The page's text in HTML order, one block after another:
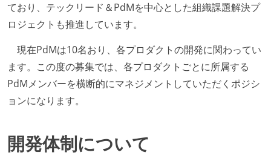
ており、テックリード＆PdMを中心とした組織課題解決プ
ロジェクトも推進しています。
現在PdMは10名おり、各プロダクトの開発に関わってい
ます。この度の募集では、各プロダクトごとに所属する
PdMメンバーを横断的にマネジメントしていただくポジシ
ョンになります。
開発体制について